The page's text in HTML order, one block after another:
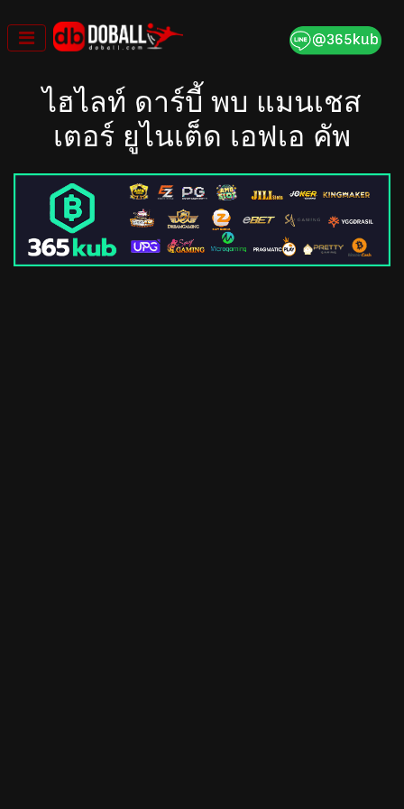
to
content
ไฮไลท์ ดาร์บี้ พบ แมนเชส
เตอร์ ยูไนเต็ด เอฟเอ คัพ